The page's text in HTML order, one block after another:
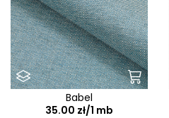
Babel
35.00 zł/1 mb